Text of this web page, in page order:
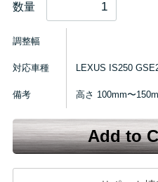
数量
調整幅
対応車種 LEXUS IS250
備考 高さ 100mm〜
Add to